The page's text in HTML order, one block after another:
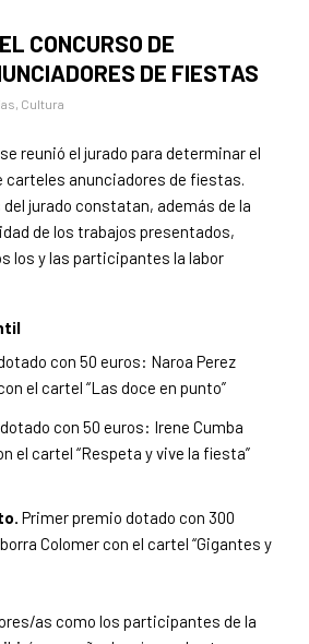
CONCURSO DE
DE FIESTAS
, Cultura
reunió el jurado para determinar el
carteles anunciadores de fiestas.
jurado constatan, además de la
de los trabajos presentados,
los y las participantes la labor
con 50 euros: Naroa Perez
el cartel “Las doce en punto”
dotado con 50 euros: Irene Cumba
el cartel “Respeta y vive la fiesta”
Primer premio dotado con 300
Colomer con el cartel “Gigantes y
as como los participantes de la